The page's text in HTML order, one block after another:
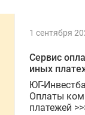
1 сентября
Сервис
иных
ЮГ-
Оплаты
платежей